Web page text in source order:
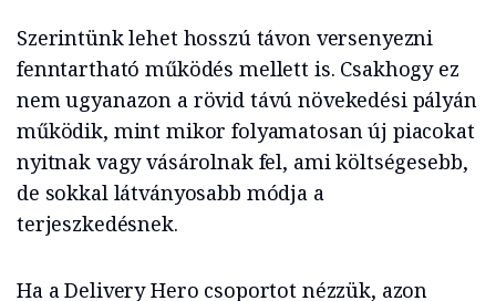
Szerintünk lehet hosszú távon versenyezni
fenntartható működés mellett is. Csakhogy ez
nem ugyanazon a rövid távú növekedési pályán
működik, mint mikor folyamatosan új piacokat
nyitnak vagy vásárolnak fel, ami költségesebb,
de sokkal látványosabb módja a
terjeszkedésnek.
Ha a Delivery Hero csoportot nézzük, azon